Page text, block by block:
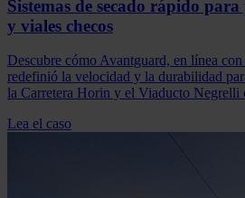
Sistemas de secado rápido
y viales checos
Descubre cómo Avantguard, en línea con
redefinió la velocidad y la durabilidad
la Carretera Horin y el Viaducto Negrelli
Lea el caso